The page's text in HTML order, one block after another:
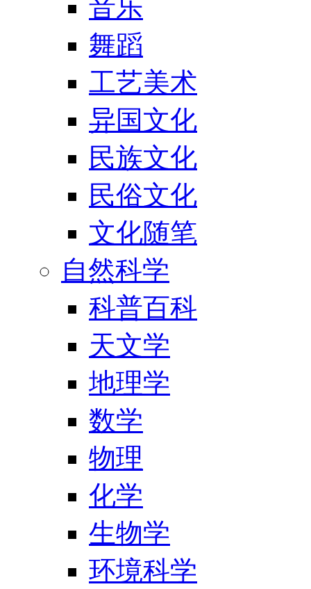
音乐
舞蹈
工艺美术
异国文化
民族文化
民俗文化
文化随笔
自然科学
科普百科
天文学
地理学
数学
物理
化学
生物学
环境科学